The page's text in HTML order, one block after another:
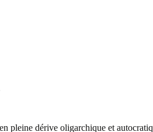
pleine dérive oligarchique et